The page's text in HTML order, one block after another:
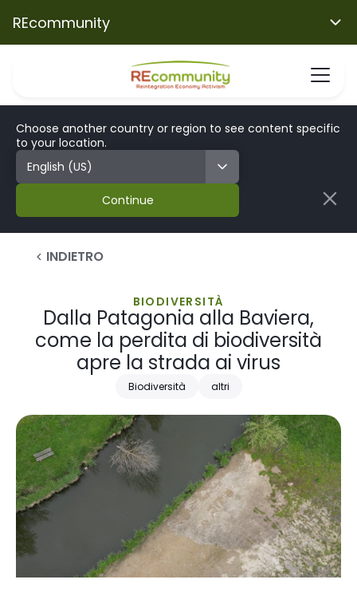
REcommunity
Choose another country or region to see content specific
to your location.
Continue
INDIETRO
BIODIVERSITÀ
Dalla Patagonia alla Baviera,
come la perdita di biodiversità
apre la strada ai virus
Biodiversità altri